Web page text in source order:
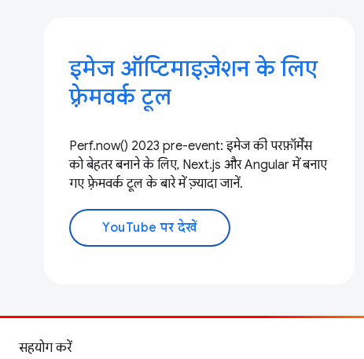
इमेज ऑप्टिमाइज़ेशन के लिए
फ़्रेमवर्क टूल
Perf.now() 2023 pre-event: इमेज की परफ़ॉर्मेंस
को बेहतर बनाने के लिए, Next.js और Angular में बनाए
गए फ़्रेमवर्क टूल के बारे में ज़्यादा जानें.
YouTube पर देखें
सहयोग करें